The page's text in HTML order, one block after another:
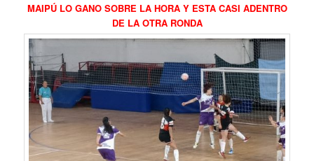
MAIPÚ LO GANO SOBRE LA HORA Y ESTA CASI ADENTRO
DE LA OTRA RONDA